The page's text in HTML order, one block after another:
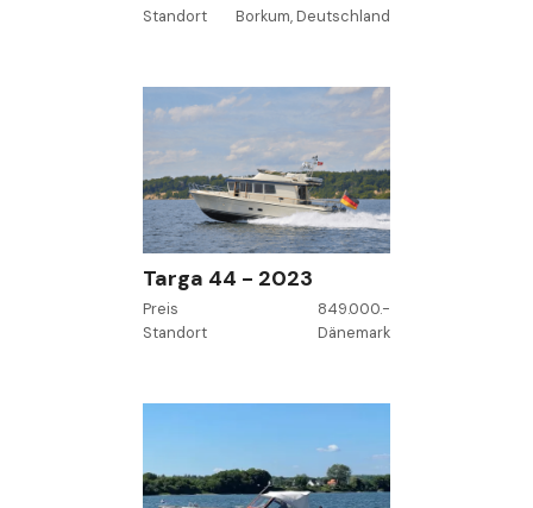
Standort
Borkum, Deutschland
Targa 44 - 2023
Preis
849.000.-
Standort
Dänemark